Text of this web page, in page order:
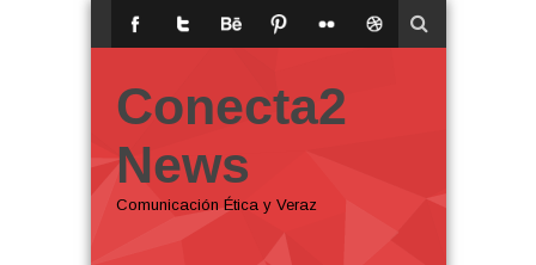
Conecta2
News
Comunicación Ética y Veraz